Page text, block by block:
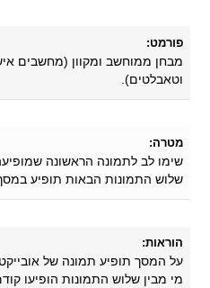
פורמט:
מבחן ממוחשב ומקוון (מחשבים
וטאבלטים).
מטרה:
שימו לב לתמונה הראשונה
שלוש התמונות הבאות תופיע
הוראות:
על המסך תופיע תמונה של
מי מבין שלוש התמונות הופיעו